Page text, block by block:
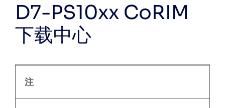
D7-PS10xx CoRIM
下载中心
注